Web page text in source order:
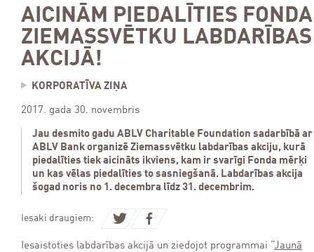
AICINĀM PIEDALĪTIES FONDA
ZIEMASSVĒTKU LABDARĪBAS
AKCIJĀ!
KORPORATĪVA ZIŅA
2017. gada 30. novembris
Jau desmito gadu ABLV Charitable Foundation sadarbībā ar
ABLV Bank organizē Ziemassvētku labdarības akciju, kurā
piedalīties tiek aicināts ikviens, kam ir svarīgi Fonda mērķi
un kas vēlas piedalīties to sasniegšanā. Labdarības akcija
šogad noris no 1. decembra līdz 31. decembrim.
Iesaki draugiem:
Iesaistoties labdarības akcijā un ziedojot programmai “ Jaunā